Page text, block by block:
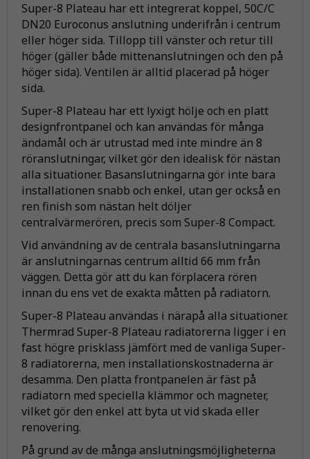
Super-8 Plateau har ett integrerat koppel, 50C/C
DN20 Euroconus anslutning underifrån i centrum
eller höger sida. Tillopp till vänster och retur till
höger (gäller både mittenanslutningen och den på
höger sida). Ventilen är alltid placerad på höger
sida.
Super-8 Plateau har ett lyxigt hölje och en platt
designfrontpanel och kan användas för många
ändamål och är utrustad med inte mindre än 8
röranslutningar, vilket gör den idealisk för nästan
alla situationer. Basanslutningarna gör inte bara
installationen snabb och enkel, utan ger också en
ren finish som nästan helt döljer
centralvärmerören, precis som Super-8 Compact.
Vid användning av de centrala basanslutningarna
är anslutningarnas centrum alltid 66 mm från
väggen. Detta gör att du kan förplacera rören
innan du ens vet de exakta måtten på radiatorn.
Super-8 Plateau användas i närapå alla situationer.
Thermrad Super-8 Plateau radiatorerna ligger i en
fast högre prisklass jämfört med de vanliga Super-
8 radiatorerna, men installationskostnaderna är
desamma. Den platta frontpanelen är fäst på
radiatorn med speciella klämmor och magneter,
vilket gör den enkel att byta ut vid skada eller
renovering.
På grund av de många anslutningsmöjligheterna